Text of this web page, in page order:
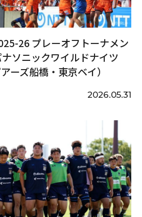
26 プレーオフトーナメン
ソニックワイルドナイツ
ーズ船橋・東京ベイ）
2026.05.31